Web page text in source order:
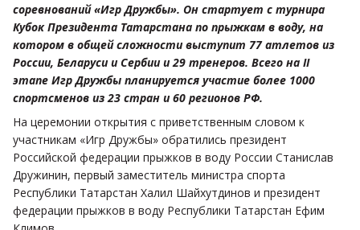
соревнований «Игр Дружбы». Он стартует с турнира
Кубок Президента Татарстана по прыжкам в воду, на
котором в общей сложности выступит 77 атлетов из
России, Беларуси и Сербии и 29 тренеров. Всего на II
этапе Игр Дружбы планируется участие более 1000
спортсменов из 23 стран и 60 регионов РФ.
На церемонии открытия с приветственным словом к
участникам «Игр Дружбы» обратились президент
Российской федерации прыжков в воду России Станислав
Дружинин, первый заместитель министра спорта
Республики Татарстан Халил Шайхутдинов и президент
федерации прыжков в воду Республики Татарстан Ефим